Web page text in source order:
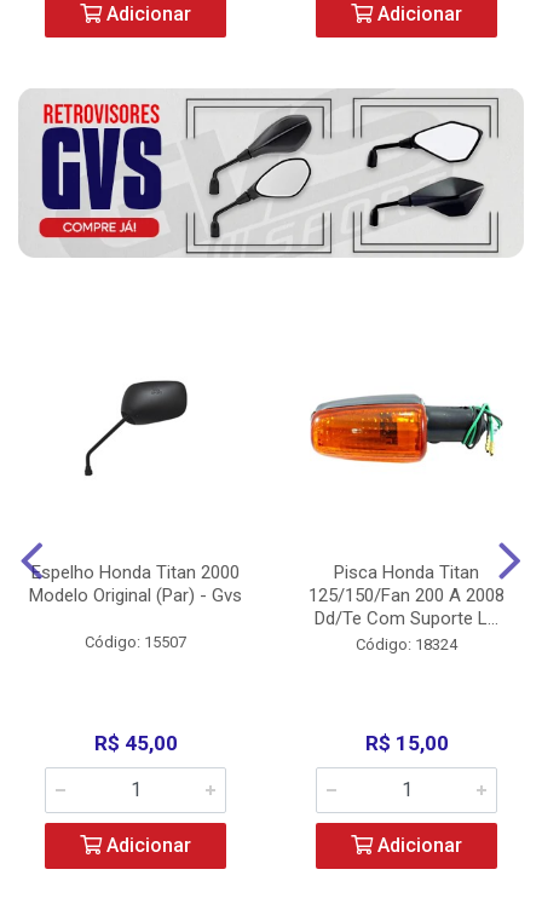
Adicionar Adicionar
Espelho Honda Titan 2000
Modelo Original (Par) - Gvs
Código: 15507
R$ 45,00
Adicionar
Pisca Honda Titan
125/150/Fan 200 A 2008
Dd/Te Com Suporte L...
Código: 18324
R$ 15,00
Adicionar